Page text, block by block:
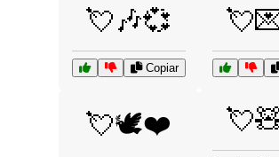
💘🎶💞
Copiar
💘🕊️❤️